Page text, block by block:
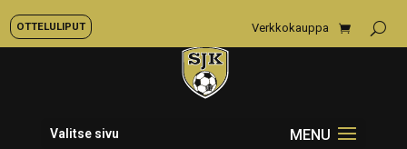
OTTELULIPUT Verkkokauppa
Valitse sivu